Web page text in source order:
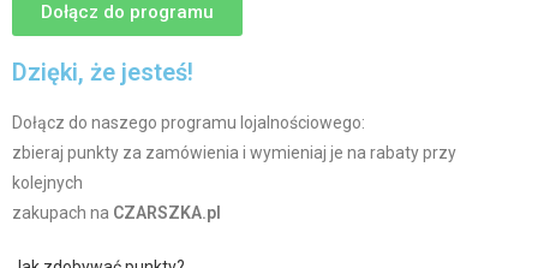
Dołącz do programu
Dzięki, że jesteś!
Dołącz do naszego programu lojalnościowego:
zbieraj punkty za zamówienia i wymieniaj je na rabaty przy
kolejnych
zakupach na CZARSZKA.pl